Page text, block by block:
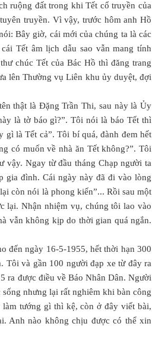
ruộng đất trong khi Tết cổ truyền của
truyền. Vì vậy, trước hôm anh Hồ
Bây giờ, cái mới của chúng ta là các
Tết âm lịch dẫu sao vẫn mang tính
chúc Tết của Bác Hồ thì đăng trang
lên Thường vụ Liên khu ủy duyệt, đợi
thật là Đặng Trần Thi, sau này là Ủy
là tờ báo gì?”. Tôi nói là báo Tết thì
gì là Tết cả”. Tôi bí quá, đành đem hết
có muốn về nhà ăn Tết không?”. Tôi
vậy. Ngay từ đầu tháng Chạp người ta
gia đình. Cái ngày này đã đi vào lòng
còn nói là phong kiến”... Rồi sau một
lại. Nhận nhiệm vụ, chúng tôi lao vào
vẫn không kịp do thời gian quá ngắn.
đến ngày 16-5-1955, hết thời hạn 300
Tôi và gần 100 người đạp xe từ đây ra
ra được điều về Báo Nhân Dân. Người
nhưng lại rất nghiêm khi bàn công
tướng gì thì kệ, còn ở đây viết bài,
Anh nào không chịu được có thể xin